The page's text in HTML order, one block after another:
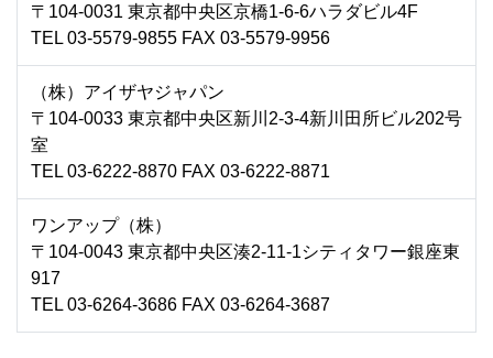
〒104-0031 東京都中央区京橋1-6-6ハラダビル4F
TEL 03-5579-9855 FAX 03-5579-9956
（株）アイザヤジャパン
〒104-0033 東京都中央区新川2-3-4新川田所ビル202号
室
TEL 03-6222-8870 FAX 03-6222-8871
ワンアップ（株）
〒104-0043 東京都中央区湊2-11-1シティタワー銀座東
917
TEL 03-6264-3686 FAX 03-6264-3687